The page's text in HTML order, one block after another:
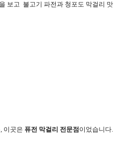
보고 불고기 파전과 청포도 막걸리 맛
이곳은 퓨전 막걸리 전문점 이었습니다.